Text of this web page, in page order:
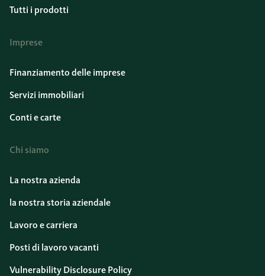
Tutti i prodotti
Imprese
Finanziamento delle imprese
Servizi immobiliari
Conti e carte
Chi siamo
La nostra azienda
la nostra storia aziendale
Lavoro e carriera
Posti di lavoro vacanti
Vulnerability Disclosure Policy